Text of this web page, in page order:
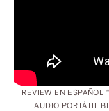
REVIEW EN ESPAÑOL
AUDIO PORTÁTIL